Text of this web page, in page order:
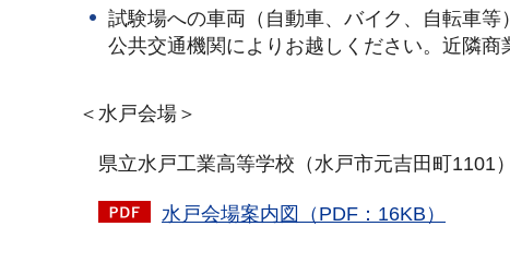
試験場への車両（自動車、バイク、自転車
公共交通機関によりお越しください。近隣
＜水戸会場＞
県立水戸工業高等学校（水戸市元吉田町1101）
水戸会場案内図（PDF：16KB）